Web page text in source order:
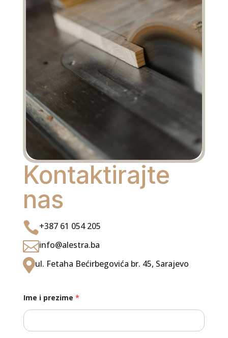
Kontaktirajte
nas
+387 61 054 205
info@alestra.ba
ul. Fetaha Bećirbegovića br. 45, Sarajevo
Ime i prezime *